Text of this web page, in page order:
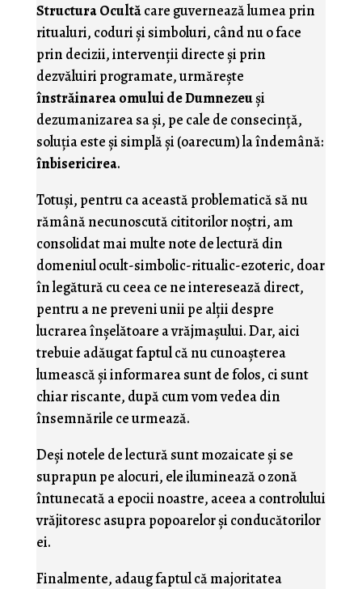
Structura Ocultăcare guvernează lumea prin
ritualuri, coduri şi simboluri, când nu o face
prin decizii, intervenţii directe şi prin
dezvăluiri programate, urmăreşte
înstrăinarea omului de Dumnezeuşi
dezumanizarea sa şi, pe cale de consecinţă,
soluţia este şi simplă şi (oarecum) la îndemână:
înbisericirea.
Totuşi, pentru ca această problematică să nu
rămână necunoscută cititorilor noştri, am
consolidat mai multe note de lectură din
domeniul ocult-simbolic-ritualic-ezoteric, doar
în legătură cu ceea ce ne interesează direct,
pentru a ne preveni unii pe alţii despre
lucrarea înşelătoare a vrăjmaşului. Dar, aici
trebuie adăugat faptul că nu cunoaşterea
lumească şi informarea sunt de folos, ci sunt
chiar riscante, după cum vom vedea din
însemnările ce urmează.
Deşi notele de lectură sunt mozaicate şi se
suprapun pe alocuri, ele iluminează o zonă
întunecată a epocii noastre, aceea a controlului
vrăjitoresc asupra popoarelor şi conducătorilor
ei.
Finalmente, adaug faptul că majoritatea